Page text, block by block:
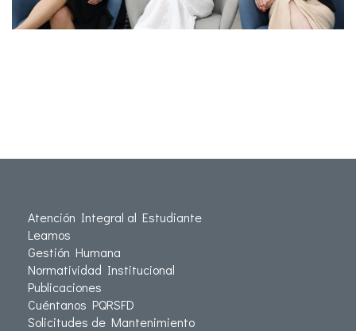
Atención Integral al Estudiante
Leamos
Gestión Humana
Normatividad Institucional
Publicaciones
Cuéntanos PQRSFD
Solicitudes de Mantenimiento